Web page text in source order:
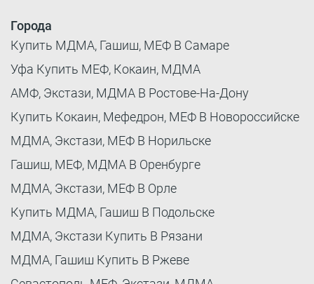
Города
Купить МДМА, Гашиш, МЕФ В Самаре
Уфа Купить МЕФ, Кокаин, МДМА
АМФ, Экстази, МДМА В Ростове-На-Дону
Купить Кокаин, Мефедрон, МЕФ В Новороссийске
МДМА, Экстази, МЕФ В Норильске
Гашиш, МЕФ, МДМА В Оренбурге
МДМА, Экстази, МЕФ В Орле
Купить МДМА, Гашиш В Подольске
МДМА, Экстази Купить В Рязани
МДМА, Гашиш Купить В Ржеве